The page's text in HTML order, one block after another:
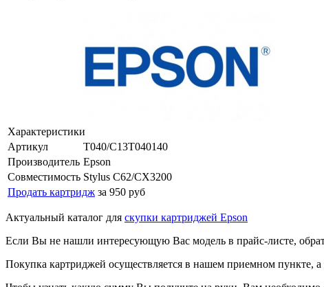
Характеристики
Артикул
T040/C13T040140
Производитель Epson
Совместимость Stylus C62/CX3200
Продать картридж за 950 руб
Актуальный каталог для скупки картриджей Epson
Если Вы не нашли интересующую Вас модель в прайс-листе,
Покупка картриджей осуществляется в нашем приемном пункте,